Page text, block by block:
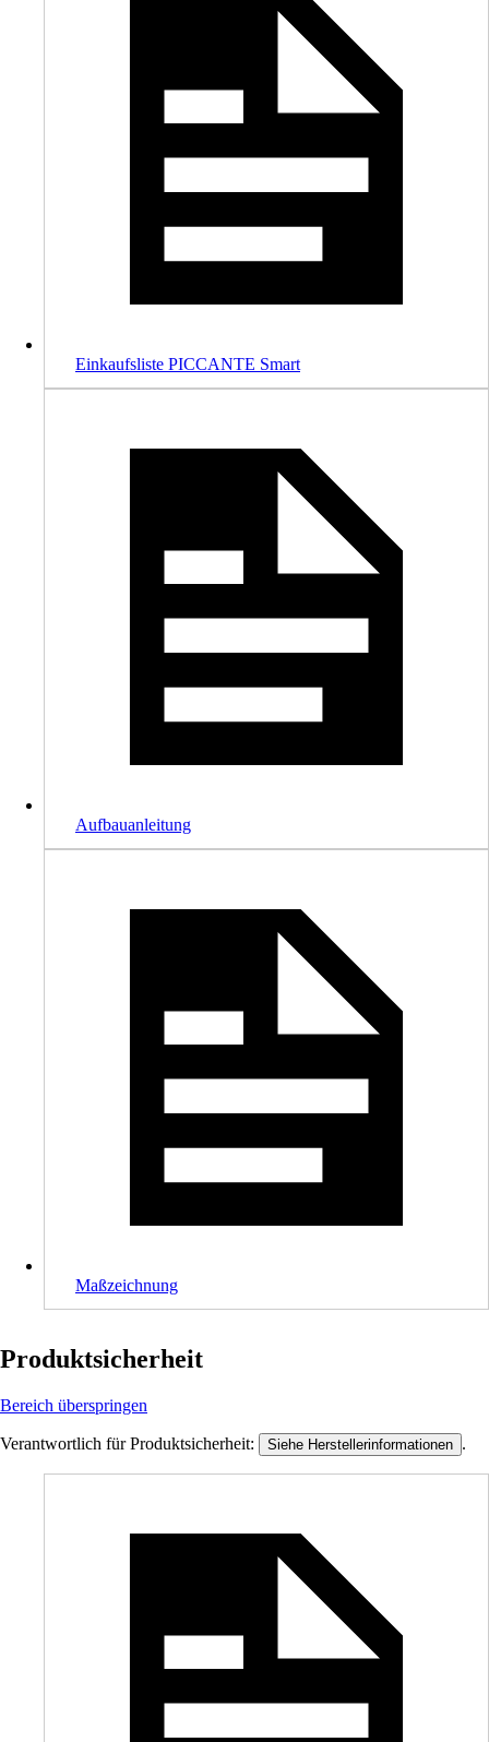
Einkaufsliste PICCANTE Smart
Aufbauanleitung
Maßzeichnung
Produktsicherheit
Bereich überspringen
Verantwortlich für Produktsicherheit: Siehe Herstellerinformationen .